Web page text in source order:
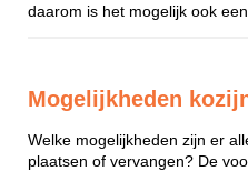
daarom is het mogelijk ook
Mogelijkheden
Welke mogelijkheden zijn er
plaatsen of vervangen? De